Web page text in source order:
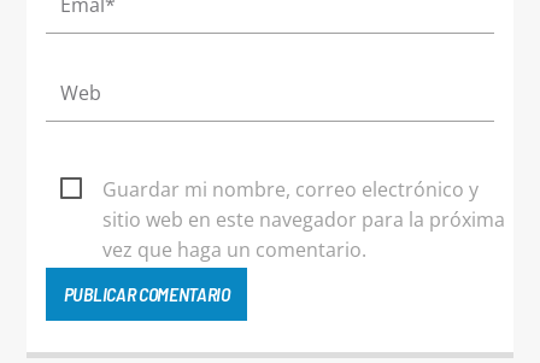
Guardar mi nombre, correo electrónico y
sitio web en este navegador para la próxima
vez que haga un comentario.